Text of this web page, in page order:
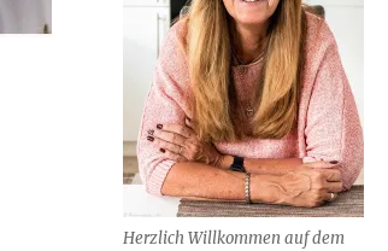
Herzlich Willkommen auf dem